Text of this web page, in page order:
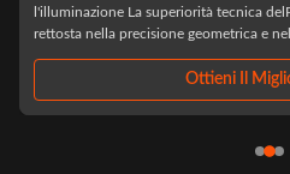
ottico Nel settore critico della
per ostacoli per l'aviazione su misuraIl
motore è uno strumento essenziale
Ottieni Il